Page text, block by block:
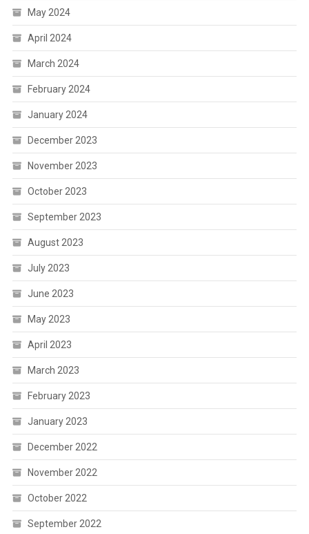
May 2024
April 2024
March 2024
February 2024
January 2024
December 2023
November 2023
October 2023
September 2023
August 2023
July 2023
June 2023
May 2023
April 2023
March 2023
February 2023
January 2023
December 2022
November 2022
October 2022
September 2022